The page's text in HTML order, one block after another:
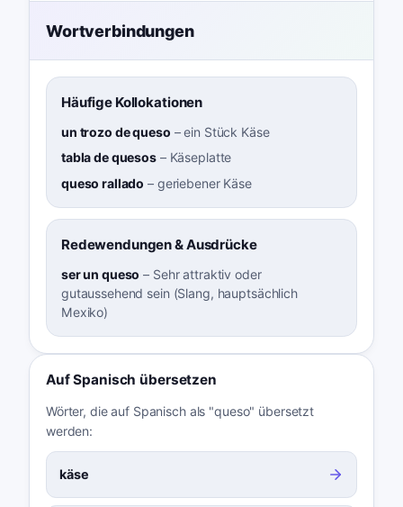
Wortverbindungen
Häufige Kollokationen
un trozo de queso –ein Stück Käse
tabla de quesos – Käseplatte
queso rallado – geriebener Käse
Redewendungen & Ausdrücke
ser un queso – Sehr attraktiv oder
gutaussehend sein (Slang, hauptsächlich
Mexiko)
Auf Spanisch übersetzen
Wörter, die auf Spanisch als "queso" übersetzt
werden:
käse